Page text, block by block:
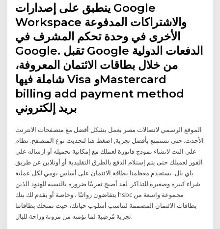
ينطبق على إصدارات Google
Workspace والاشتراكات المدفوعة
الأخرى في وحدة تحكم المشرف في
Google. تقبل Google الدفعات الدولية
من خلال بطاقات الائتمان المعروفة،
شاملة فيها Visa وMastercard
billing add payment method
بريد إلكتروني
الموقع الرسمي لاتصالات مصر يعمل بشكل أفضل مع متصفحات الانترنت
الأحدث. حتى تستمتع بأفضل تجربة, اضغط هنا لتحديث نوع المتصفح. نظام
على النت لانشاء نموذج فاتورة لعملك مع إمكانية تحميله أو ارساله على
الفور لعميلك حتى يتم إستلام الدفع بالطرق التقليدية أو أونلاين عن طريق
باي بال. يستخدم معظمنا بطاقة الائتمان على أساس يومي لكل عملية
شراء كبيرة وصغيرة للتذاكر. لقد أصبح تقريبًا ضرورة بالنسبة للهنود الذين
يتقاضون رواتبًا ، وخاصة أو يقدم لك بنك hsbc مجموعة واسعة من
بطاقات الائتمان المصممة لتناسب أسلوب حياتك، حيث تمنحك بطاقاتنا
تجربة مُرضِية لما تؤمنه من مرونة وراحة للبال.